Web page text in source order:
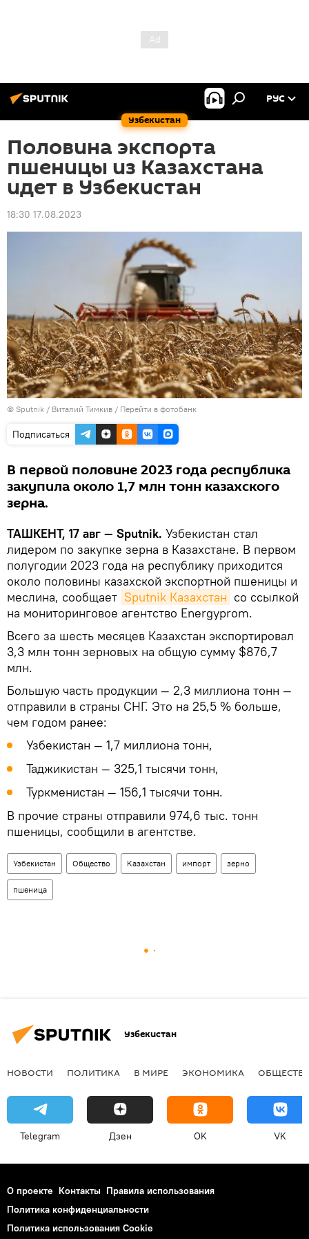
Узбекистан
РУС
Половина экспорта
пшеницы из Казахстана
идет в Узбекистан
18:30 17.08.2023
© Sputnik / Виталий Тимкив / Перейти в фотобанк
Подписаться
В первой половине 2023 года республика
закупила около 1,7 млн тонн казахского
зерна.
ТАШКЕНТ, 17 авг — Sputnik. Узбекистан стал
лидером по закупке зерна в Казахстане. В первом
полугодии 2023 года на республику приходится
около половины казахской экспортной пшеницы и
меслина, сообщает Sputnik Казахстан со ссылкой
на мониторинговое агентство Energyprom.
Всего за шесть месяцев Казахстан экспортировал
3,3 млн тонн зерновых на общую сумму $876,7
млн.
Большую часть продукции — 2,3 миллиона тонн —
отправили в страны СНГ. Это на 25,5 % больше,
чем годом ранее:
Узбекистан — 1,7 миллиона тонн,
Таджикистан — 325,1 тысячи тонн,
Туркменистан — 156,1 тысячи тонн.
В прочие страны отправили 974,6 тыс. тонн
пшеницы, сообщили в агентстве.
Узбекистан Общество Казахстан импорт зерно
пшеница
Узбекистан
НОВОСТИ ПОЛИТИКА В МИРЕ ЭКОНОМИКА
Telegram Дзен OK VK
О проекте Контакты Правила использования
Политика конфиденциальности
Политика использования Cookie